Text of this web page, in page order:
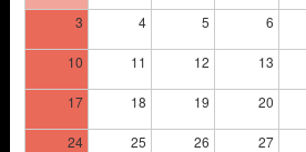
3 4 5 6
10 11 12 13
17 18 19 20
24 25 26 27